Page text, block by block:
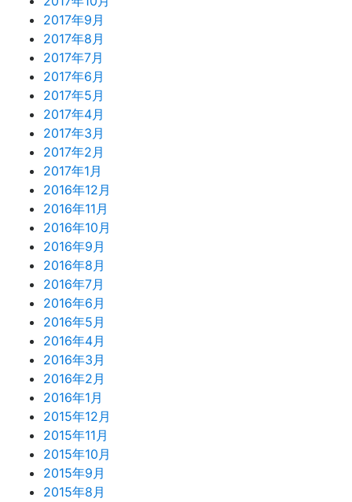
2017年9月
2017年8月
2017年7月
2017年6月
2017年5月
2017年4月
2017年3月
2017年2月
2017年1月
2016年12月
2016年11月
2016年10月
2016年9月
2016年8月
2016年7月
2016年6月
2016年5月
2016年4月
2016年3月
2016年2月
2016年1月
2015年12月
2015年11月
2015年10月
2015年9月
2015年8月